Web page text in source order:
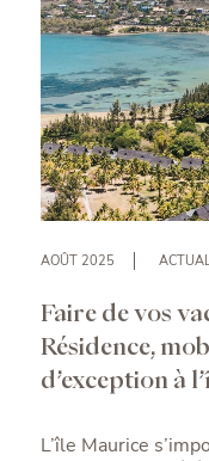
AOÛT 2025
Faire de vos
Résidence,
d’exception à
L’île Maurice